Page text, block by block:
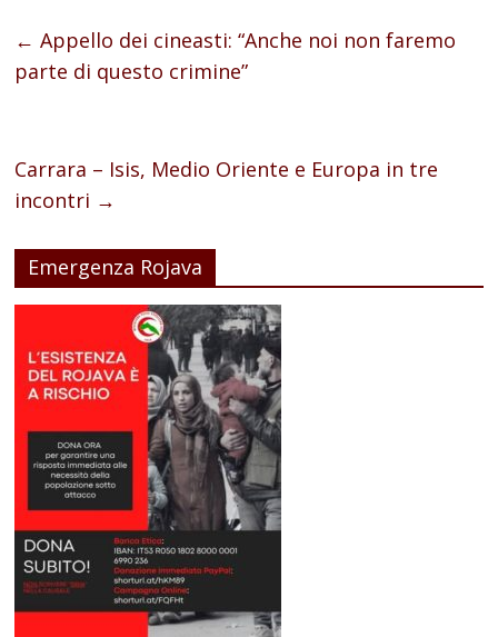
← Appello dei cineasti: “Anche noi non faremo
parte di questo crimine”
Carrara – Isis, Medio Oriente e Europa in tre
incontri →
Emergenza Rojava